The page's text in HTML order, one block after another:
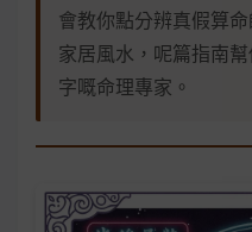
會教你點分辨真假算
家居風水，呢篇指南
字嘅命理專家。